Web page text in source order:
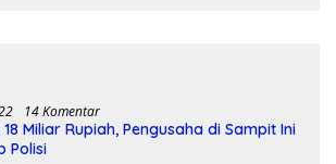
14 Komentar
Miliar Rupiah, Pengusaha di Sampit Ini
Polisi